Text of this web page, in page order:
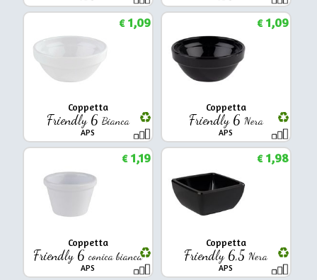
Coppetta
Friendly 6 Bianca
APS
€1,09
Coppetta
Friendly 6 Nera
APS
€1,09
Coppetta
Friendly 6conica bianca
APS
€1,19
Coppetta
Friendly 6,5 Nera
APS
€1,98